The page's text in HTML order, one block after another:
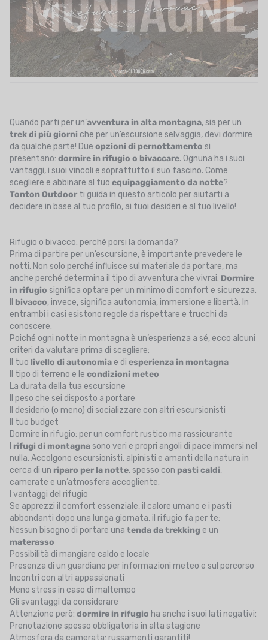
I MIEI PREFERITI
IL BLOG DEI TONTONS
CONTATTO
Quando parti per un’avventura in alta montagna, sia per un
trek di più giorni che per un’escursione selvaggia, devi dormire
da qualche parte! Due opzioni di pernottamento si
presentano: dormire in rifugio o bivaccare. Ognuna ha i suoi
vantaggi, i suoi vincoli e soprattutto il suo fascino. Come
scegliere e abbinare al tuo equipaggiamento da notte?
Tonton Outdoor ti guida in questo articolo per aiutarti a
decidere in base al tuo profilo, ai tuoi desideri e al tuo livello!
Rifugio o bivacco: perché porsi la domanda?
Prima di partire per un’escursione, è importante prevedere le
notti. Non solo perché influisce sul materiale da portare, ma
anche perché determina il tipo di avventura che vivrai. Dormire
in rifugio significa optare per un minimo di comfort e sicurezza.
bivacco, invece, significa autonomia, immersione e libertà. In
entrambi i casi esistono regole da rispettare e trucchi da
conoscere.
Poiché ogni notte in montagna è un’esperienza a sé, ecco alcuni
criteri da valutare prima di scegliere:
Il tuo livello di autonomia e di esperienza in montagna
Il tipo di terreno e le condizioni meteo
La durata della tua escursione
Il peso che sei disposto a portare
Il desiderio (o meno) di socializzare con altri escursionisti
Il tuo budget
Dormire in rifugio: per un comfort rustico ma rassicurante
rifugi di montagnasono veri e propri angoli di pace immersi nel
nulla. Accolgono escursionisti, alpinisti e amanti della natura in
cerca di un riparo per la notte, spesso con pasti caldi,
camerate e un’atmosfera accogliente.
I vantaggi del rifugio
Se apprezzi il comfort essenziale, il calore umano e i pasti
abbondanti dopo una lunga giornata, il rifugio fa per te:
Nessun bisogno di portare una tenda da trekking e un
materasso
Possibilità di mangiare caldo e locale
Presenza di un guardiano per informazioni meteo e sul percorso
Incontri con altri appassionati
Meno stress in caso di maltempo
Gli svantaggi da considerare
Attenzione però: dormire in rifugio ha anche i suoi lati negativi:
Prenotazione spesso obbligatoria in alta stagione
Atmosfera da camerata: russamenti garantiti!